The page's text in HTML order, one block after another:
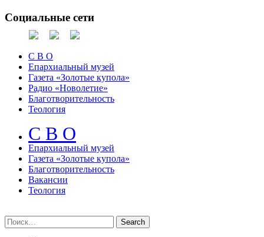
Социальные сети
С В О
Епархиальный музей
Газета «Золотые купола»
Радио «Новолетие»
Благотворительность
Теология
С В О
Епархиальный музeй
Газета «Золотые купола»
Благотворительность
Вакансии
Теология